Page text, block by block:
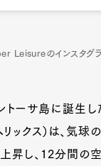
Leisureのインスタグラ
トーサ島に誕生し
ックス）は、気球
昇し、12分間の